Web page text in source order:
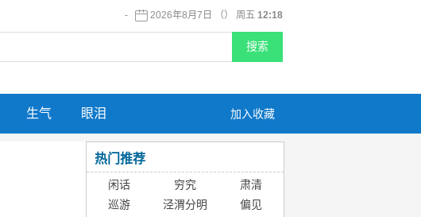
- 2026年8月7日 （） 周五 12:18
加入收藏
生气 眼泪
热门推荐
闲话 穷究
肃清
巡游
泾渭分明
偏见